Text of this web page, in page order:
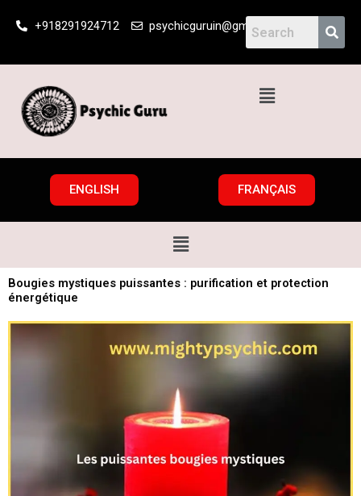
+918291924712 psychicguruin@gmail.com
Menu
ENGLISH FRANÇAIS
Menu
Bougies mystiques puissantes : purification et protection
énergétique